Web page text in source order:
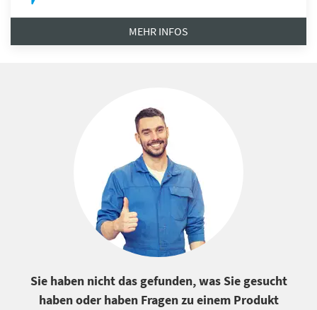
MEHR INFOS
Sie haben nicht das gefunden, was Sie gesucht
haben oder haben Fragen zu einem Produkt